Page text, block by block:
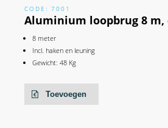
CODE: 7001
Aluminium loopbrug 8 m,
8 meter
Incl. haken en leuning
Gewicht: 48 Kg
Toevoegen